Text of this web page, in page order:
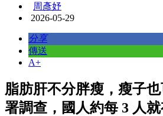
周彥妤
2026-05-29
分享
傳送
A+
脂肪肝不分胖瘦，瘦子
署調查，國人約每 3 人就